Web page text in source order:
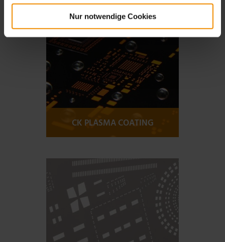
Nur notwendige Cookies
CK PLASMA COATING